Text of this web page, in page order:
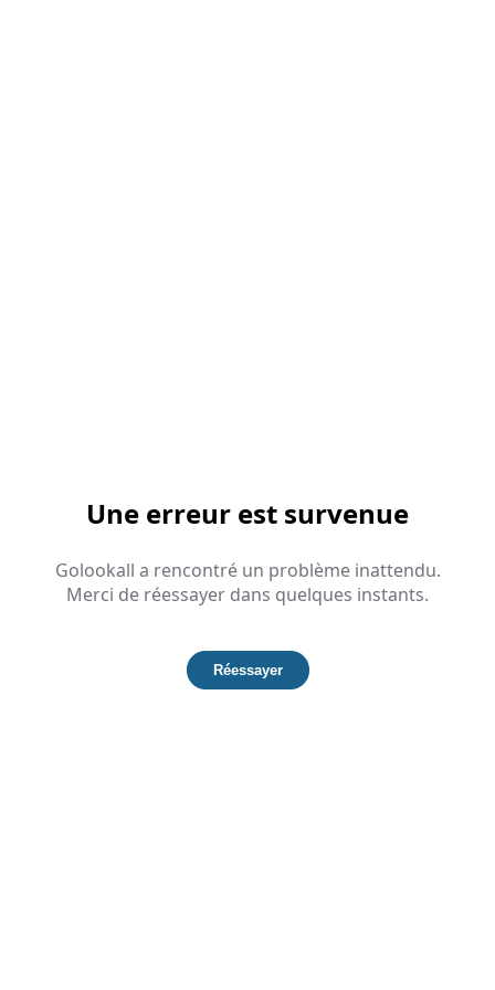
Une erreur est survenue
Golookall a rencontré un problème inattendu.
Merci de réessayer dans quelques instants.
Réessayer